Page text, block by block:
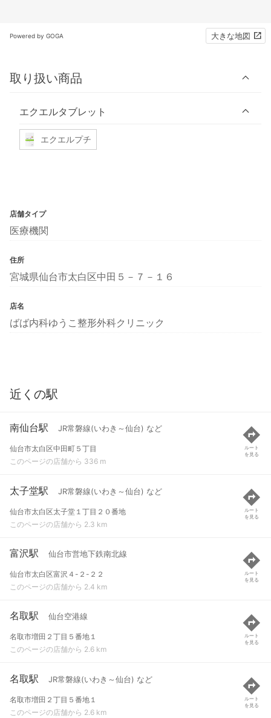
Powered by GOGA 大きな地図
取り扱い商品
エクエルタブレット
エクエルプチ
店舗タイプ
医療機関
住所
宮城県仙台市太白区中田５－７－１６
店名
ばば内科ゆうこ整形外科クリニック
近くの駅
南仙台駅 JR常磐線(いわき～仙台) など
仙台市太白区中田町５丁目
このページの店舗から 336 m
ルート
を見る
太子堂駅 JR常磐線(いわき～仙台) など
仙台市太白区太子堂１丁目２０番地
このページの店舗から 2.3 km
ルート
を見る
富沢駅 仙台市営地下鉄南北線
仙台市太白区富沢４-２-２２
このページの店舗から 2.4 km
ルート
を見る
名取駅 仙台空港線
名取市増田２丁目５番地１
このページの店舗から 2.6 km
ルート
を見る
名取駅 JR常磐線(いわき～仙台) など
名取市増田２丁目５番地１
このページの店舗から 2.6 km
ルート
を見る